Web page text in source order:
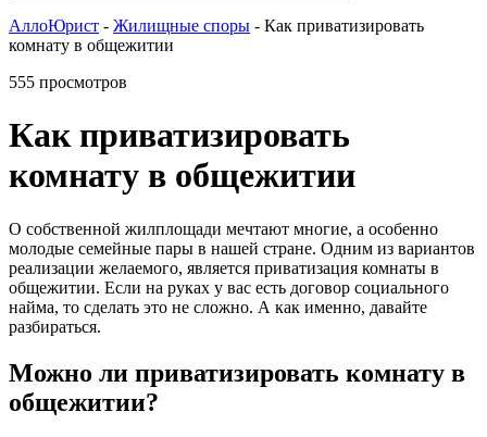
АллоЮрист - Жилищные споры - Как приватизировать
комнату в общежитии
555 просмотров
Как приватизировать
комнату в общежитии
О собственной жилплощади мечтают многие, а особенно
молодые семейные пары в нашей стране. Одним из вариантов
реализации желаемого, является приватизация комнаты в
общежитии. Если на руках у вас есть договор социального
найма, то сделать это не сложно. А как именно, давайте
разбираться.
Можно ли приватизировать комнату в
общежитии?